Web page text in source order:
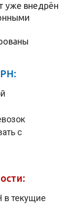
уже внедрён
с
в текущие